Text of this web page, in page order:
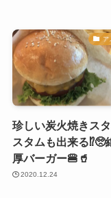
ア
珍しい炭火焼きスタ
スタムも出来る⁉️🥺
厚バーガー🍔🥤
2020.12.24